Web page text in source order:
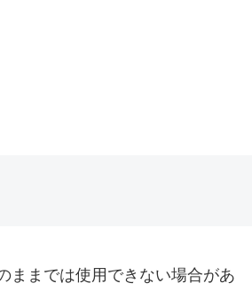
ままでは使用できない場合があ